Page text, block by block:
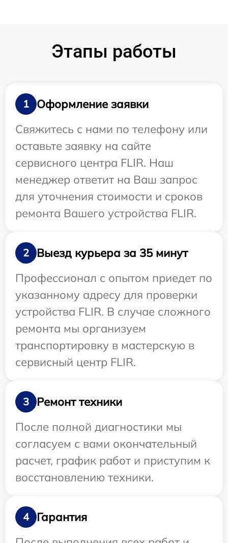
Этапы работы
1
Оформление заявки
Свяжитесь с нами по телефону или
оставьте заявку на сайте
сервисного центра FLIR. Наш
менеджер ответит на Ваш запрос
для уточнения стоимости и сроков
ремонта Вашего устройства FLIR.
2
Выезд курьера за 35 минут
Профессионал с опытом приедет по
указанному адресу для проверки
устройства FLIR. В случае сложного
ремонта мы организуем
транспортировку в мастерскую в
сервисный центр FLIR.
3
Ремонт техники
После полной диагностики мы
согласуем с вами окончательный
расчет, график работ и приступим к
восстановлению техники.
4
Гарантия